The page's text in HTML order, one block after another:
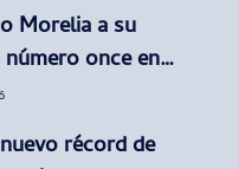
Morelia a su
once en…
récord de